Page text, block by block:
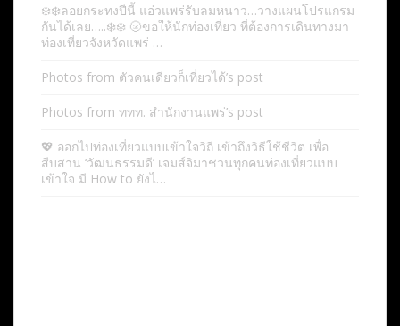
❄️❄️ลอยกระทงปีนี้ แอ่วแพร่รับลมหนาว…วางแผนโปรแกรม
กันได้เลย…..❄️❄️ 🌝ขอให้นักท่องเที่ยว ที่ต้องการเดินทางมา
ท่องเที่ยวจังหวัดแพร่ …
Photos from ตัวคนเดียวก็เที่ยวได้’s post
Photos from ททท. สำนักงานแพร่’s post
💖 ออกไปท่องเที่ยวแบบเข้าใจวิถี เข้าถึงวิธีใช้ชีวิต เพื่อ
สืบสาน ‘วัฒนธรรมดี’ เจมส์จิมาชวนทุกคนท่องเที่ยวแบบ
เข้าใจ มี How to ยังไ…